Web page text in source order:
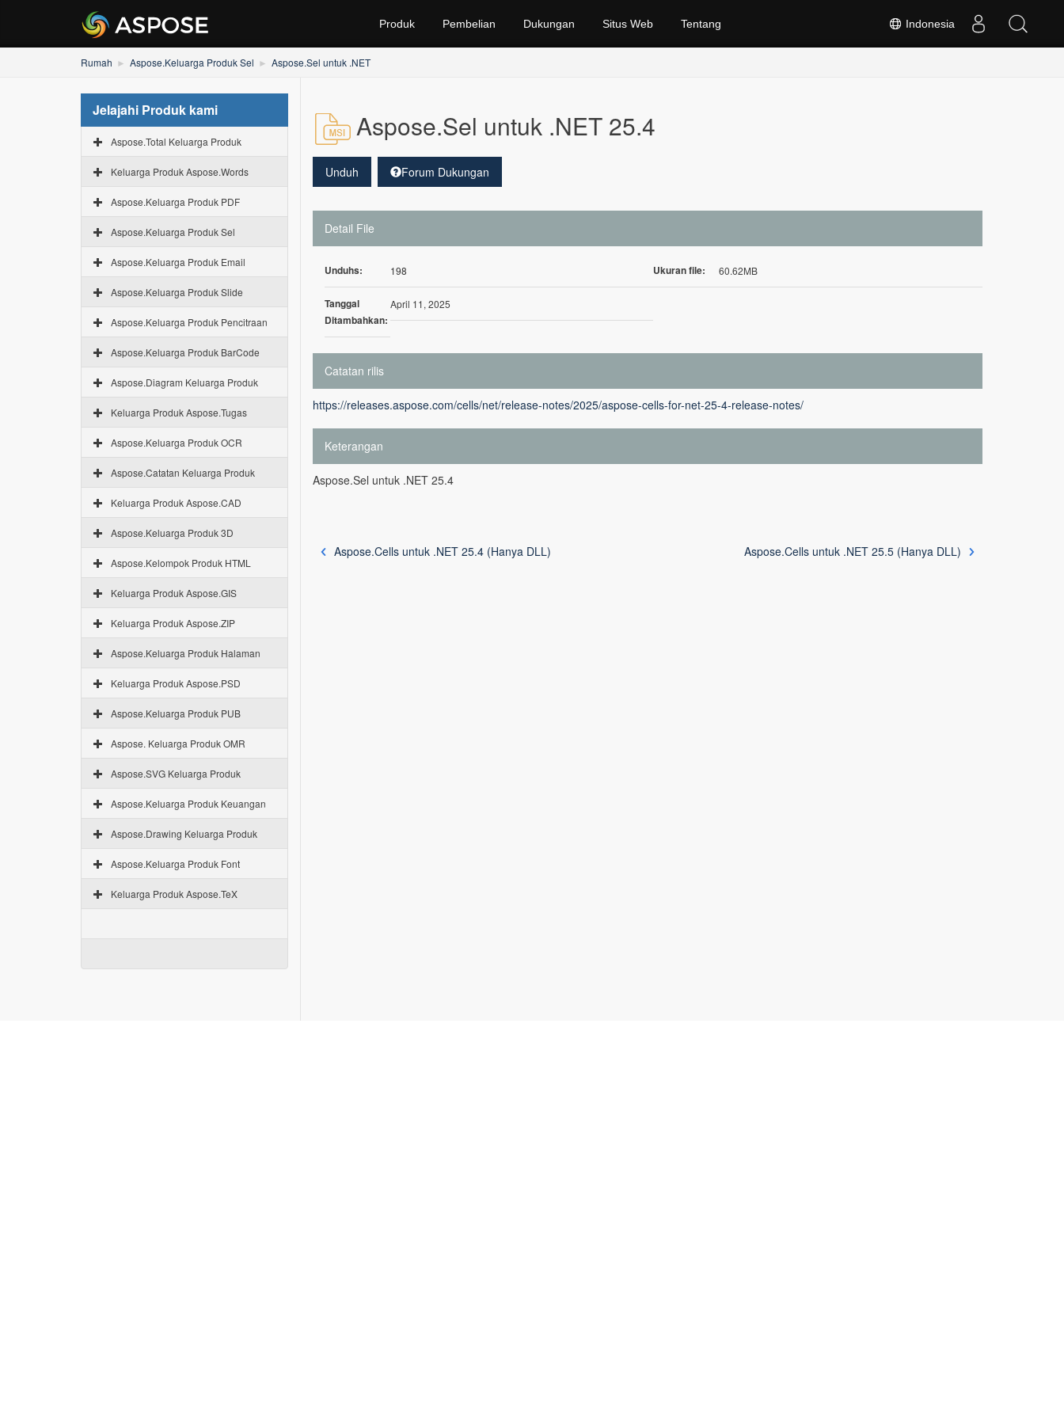
Indonesia
Produk Pembelian Dukungan Situs Web Tentang
Rumah Aspose.Keluarga Produk Sel Aspose.Sel untuk .NET
Jelajahi Produk kami
Aspose.Total Keluarga Produk
Keluarga Produk Aspose.Words
Aspose.Keluarga Produk PDF
Aspose.Keluarga Produk Sel
Aspose.Keluarga Produk Email
Aspose.Keluarga Produk Slide
Aspose.Keluarga Produk Pencitraan
Aspose.Keluarga Produk BarCode
Aspose.Diagram Keluarga Produk
Keluarga Produk Aspose.Tugas
Aspose.Keluarga Produk OCR
Aspose.Catatan Keluarga Produk
Keluarga Produk Aspose.CAD
Aspose.Keluarga Produk 3D
Aspose.Kelompok Produk HTML
Keluarga Produk Aspose.GIS
Keluarga Produk Aspose.ZIP
Aspose.Keluarga Produk Halaman
Keluarga Produk Aspose.PSD
Aspose.Keluarga Produk PUB
Aspose. Keluarga Produk OMR
Aspose.SVG Keluarga Produk
Aspose.Keluarga Produk Keuangan
Aspose.Drawing Keluarga Produk
Aspose.Keluarga Produk Font
Keluarga Produk Aspose.TeX
Aspose.Sel untuk .NET 25.4
Unduh Forum Dukungan
Detail File
Unduhs: 198 Ukuran file: 60.62MB
Tanggal
Ditambahkan:
April 11, 2025
Catatan rilis
https://releases.aspose.com/cells/net/release-notes/2025/aspose-cells-for-net-25-4-release-notes/
Keterangan
Aspose.Sel untuk .NET 25.4
Aspose.Cells untuk .NET 25.4 (Hanya DLL) Aspose.Cells untuk .NET 25.5 (Hanya DLL)